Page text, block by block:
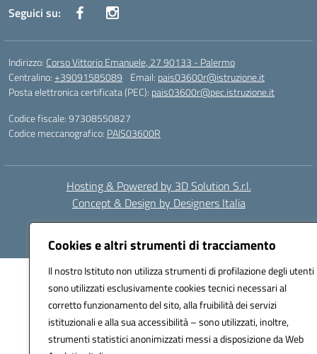
Cookies e altri strumenti di tracciamento
Il nostro Istituto non utilizza strumenti di profilazione degli
sono utilizzati esclusivamente cookies tecnici necessari al
corretto funzionamento del sito, alla fruibilità dei servizi
istituzionali e alla sua accessibilità – sono utilizzati, inoltre,
strumenti statistici anonimizzati messi a disposizione da Web
Seguici su:
Indirizzo: Corso Vittorio Emanuele, 27 90133 - Palermo
Centralino:+39091585089 Email: pais03600r@istruzione.it
Posta elettronica certificata (PEC): pais03600r@pec.istruzione.it
Codice fiscale: 97308550827
Codice meccanografico: PAIS03600R
Hosting & Powered by 3D Solution S.r.l.
Concept & Design by Designers Italia